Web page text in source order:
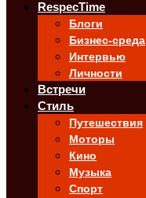
RespecTime
Блоги
Бизнес-среда
Интервью
Личности
Встречи
Стиль
Путешествия
Моторы
Кино
Музыка
Спорт